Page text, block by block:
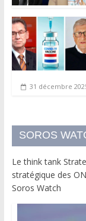
31 décembre
SOROS
Le think tank
stratégique des
Soros Watch